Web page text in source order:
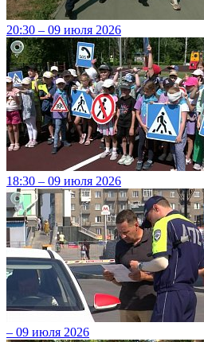
20:30 – 09 июля 2026
18:30 – 09 июля 2026
– 09 июля 2026